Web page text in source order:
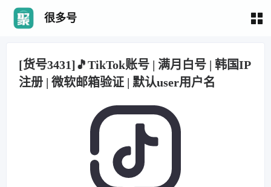
很多号
[货号3431]🎵TikTok账号 | 满月白号 | 韩国IP
注册 | 微软邮箱验证 | 默认user用户名